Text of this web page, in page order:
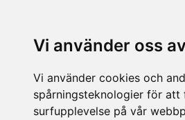
Vi använder oss
Vi använder cookies och
spårningsteknologier för
surfupplevelse på vår